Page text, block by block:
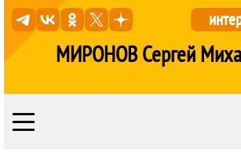
МИРОНОВ Сергей